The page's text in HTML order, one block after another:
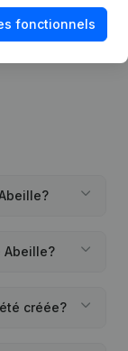
(Nouvelle
Abeille?
créée?
fonctionnels